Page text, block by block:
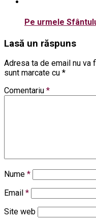
Pe urmele
Lasă un răspuns
Adresa ta de email nu va
sunt marcate cu *
Comentariu *
Nume *
Email *
Site web